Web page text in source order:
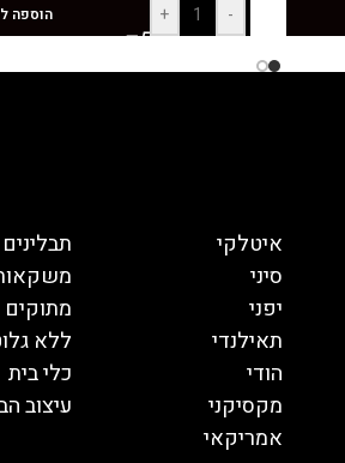
-
+ הוספה
איטלקי
סיני
יפני
תאילנדי
הודי
מקסיקני
אמריקאי
תבלינים
מתוקים
ללא
כלי בית
עיצוב